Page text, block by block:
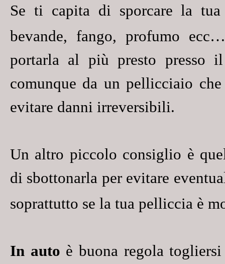
Se ti capita di sporcare la
bevande, fango, profumo
portarla al più presto presso
comunque da un pellicciaio
evitare danni irreversibili.
Un altro piccolo consiglio è
di sbottonarla per evitare
soprattutto se la tua pelliccia è
In auto è buona regola